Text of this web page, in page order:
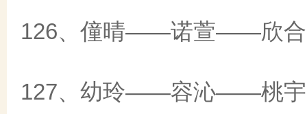
126、僮晴——诺萱——欣合
127、幼玲——容沁——桃宇